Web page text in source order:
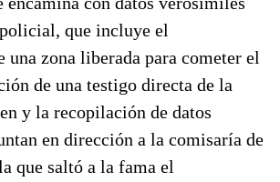
que incluye el
una zona liberada para cometer el
de una testigo directa de la
y la recopilación de datos
en dirección a la comisaría de
que saltó a la fama el